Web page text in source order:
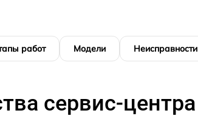
работ Модели Неисправности
сервис-центра